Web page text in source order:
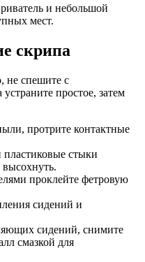
и небольшой
мест.
скрипа
не спешите с
простое, затем
протрите контактные
пластиковые стыки
проклейте фетровую
сидений и
сидений, снимите
смазкой для